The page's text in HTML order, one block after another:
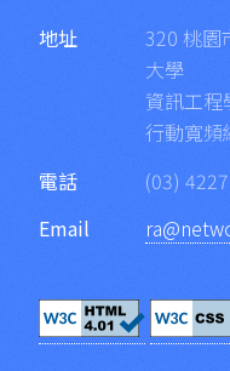
地址
320 桃園
大學
資訊工程
行動寬頻
電話
(03)
Email